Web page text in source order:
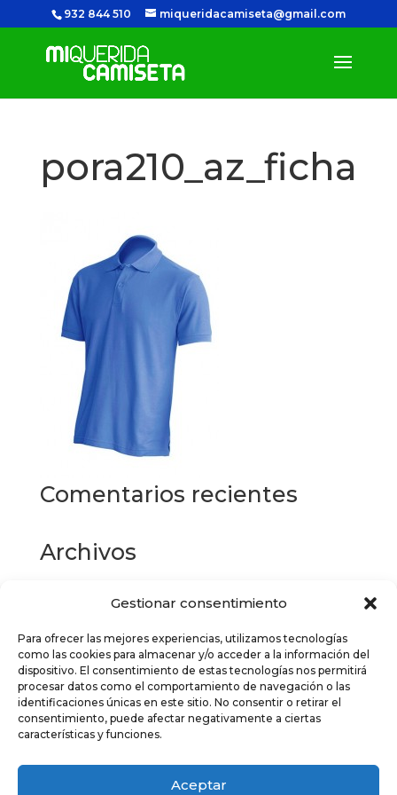
Gestionar consentimiento
Para ofrecer las mejores experiencias, utilizamos tecnologías
como las cookies para almacenar y/o acceder a la información del
dispositivo. El consentimiento de estas tecnologías nos permitirá
procesar datos como el comportamiento de navegación o las
identificaciones únicas en este sitio. No consentir o retirar el
consentimiento, puede afectar negativamente a ciertas
características y funciones.
Aceptar
932 844 510 miqueridacamiseta@gmail.com
pora210_az_ficha
Comentarios recientes
Archivos
Categorías
No hay categorías
Meta
Acceder
Feed de entradas
Feed de comentarios